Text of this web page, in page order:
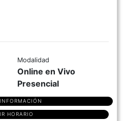
Modalidad
Online en Vivo
Presencial
HORARIO